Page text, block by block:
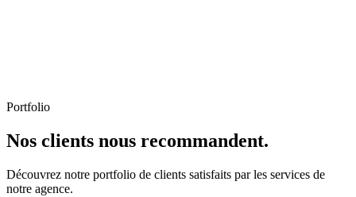
Portfolio
Nos clients nous recommandent.
Découvrez notre portfolio de clients satisfaits par les services de
notre agence.